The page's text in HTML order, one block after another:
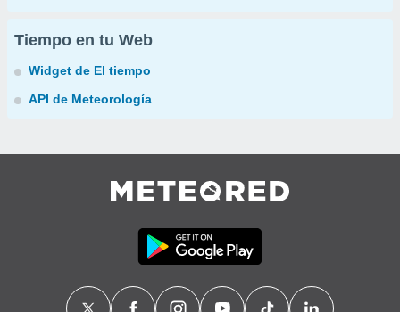
Tiempo en tu Web
Widget de El tiempo
API de Meteorología